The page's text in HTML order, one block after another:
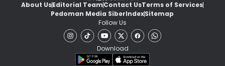
About UsEditorial TeamContact UsTerms of Services
Pedoman Media SiberIndexSitemap
Follow Us
Download